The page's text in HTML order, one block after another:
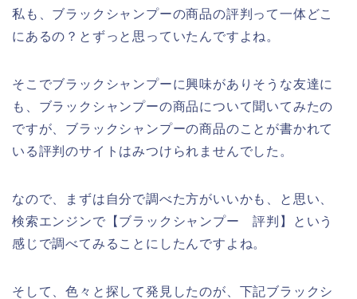
私も、ブラックシャンプーの商品の評判って一体どこ
にあるの？とずっと思っていたんですよね。
そこでブラックシャンプーに興味がありそうな友達に
も、ブラックシャンプーの商品について聞いてみたの
ですが、ブラックシャンプーの商品のことが書かれて
いる評判のサイトはみつけられませんでした。
なので、まずは自分で調べた方がいいかも、と思い、
検索エンジンで【ブラックシャンプー 評判】という
感じで調べてみることにしたんですよね。
そして、色々と探して発見したのが、下記ブラックシ